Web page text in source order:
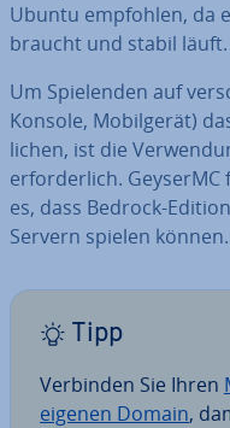
Ubuntu empfohlen, da
braucht und stabil läuft.
Um Spie­len­den auf
Konsole, Mo­bil­ge­rät)
li­chen, ist die
er­for­der­lich.
es, dass Bedrock-
Servern spielen können.
Tipp
Verbinden Sie Ihren
eigenen Domain,